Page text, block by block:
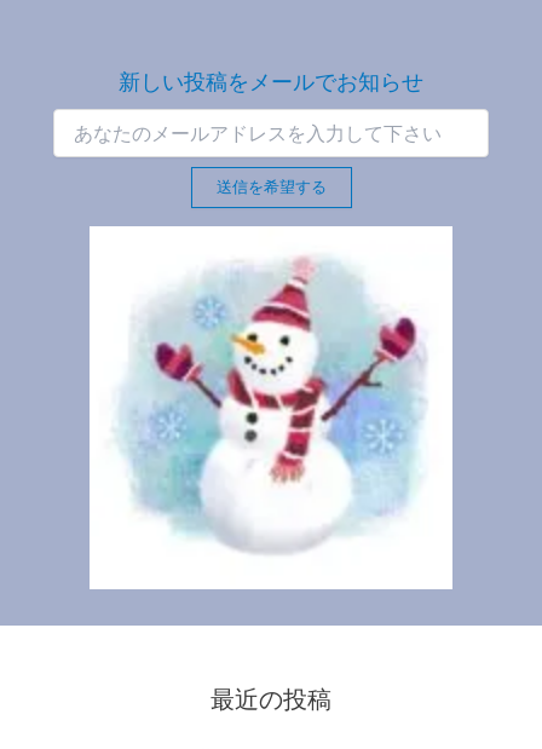
新しい投稿をメールでお知らせ
送信を希望する
最近の投稿